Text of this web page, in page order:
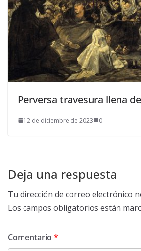
Perversa travesura llena
12 de diciembre de 2023 0
Deja una respuesta
Tu dirección de correo electrónico
Los campos obligatorios están
Comentario *